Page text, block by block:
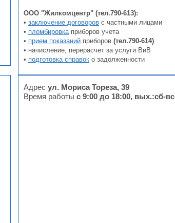
ООО "Жилкомцентр" (тел.790-613):
• заключение договоров с частными лицами
• пломбировкаприборов учета
• прием показаний приборов (тел.790-614)
• начисление, перерасчет за услуги ВиВ
• подготовка справок о задолженности
Адрес ул. Мориса Тореза, 39
Время работы с 9:00 до 18:00, вых.:сб-вс